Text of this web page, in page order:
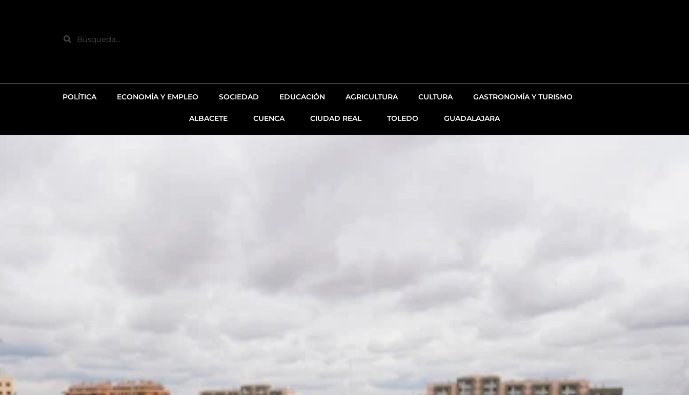
Search
POLÍTICA ECONOMÍA Y EMPLEO SOCIEDAD EDUCACIÓN AGRICULTURA CULTURA GASTRONOMÍA Y TURISMO
ALBACETE CUENCA CIUDAD REAL TOLEDO GUADALAJARA